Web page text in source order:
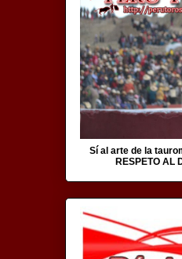
Sí al arte de la
RESPETO AL